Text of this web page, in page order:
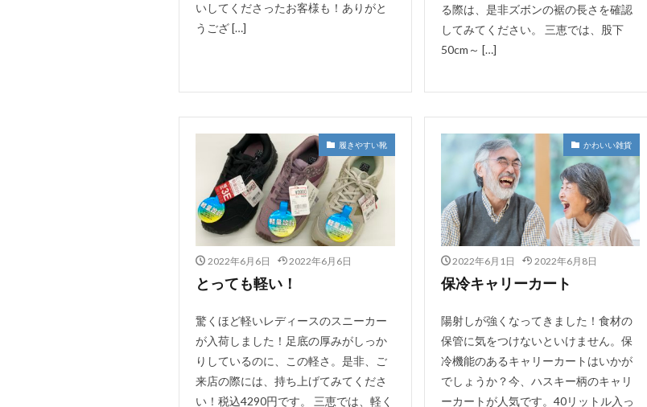
いしてくださったお客様も！ありがと
うござ […]
る際は、是非ズボンの裾の長さを確認
してみてください。 三恵では、股下
50cm～ […]
履きやすい靴
2022年6月6日 2022年6月6日
とっても軽い！
驚くほど軽いレディースのスニーカー
が入荷しました！足底の厚みがしっか
りしているのに、この軽さ。是非、ご
来店の際には、持ち上げてみてくださ
い！税込4290円です。 三恵では、軽く
かわいい雑貨
2022年6月1日 2022年6月8日
保冷キャリーカート
陽射しが強くなってきました！食材の
保管に気をつけないといけません。保
冷機能のあるキャリーカートはいかが
でしょうか？今、ハスキー柄のキャリ
ーカートが人気です。40リットル入っ